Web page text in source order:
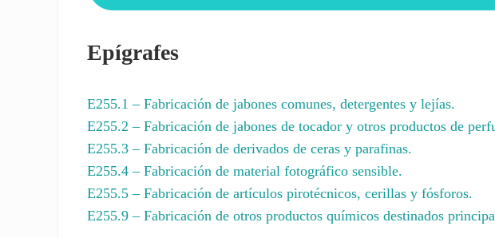
Epígrafes
E255.1 – Fabricación de jabones comunes, detergentes y lejías.
E255.2 – Fabricación de jabones de tocador y otros productos de
E255.3 – Fabricación de derivados de ceras y parafinas.
E255.4 – Fabricación de material fotográfico sensible.
E255.5 – Fabricación de artículos pirotécnicos, cerillas y fósforos.
E255.9 – Fabricación de otros productos químicos destinados